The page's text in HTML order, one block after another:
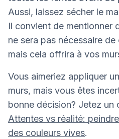
Aussi, laissez sécher le
Il convient de mentionner
ne sera pas nécessaire
mais cela offrira à vos
Vous aimeriez appliquer
murs, mais vous êtes
bonne décision? Jetez un
Attentes vs réalité:
des couleurs vives.